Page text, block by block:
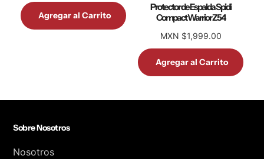
Agregar al Carrito
Protector de Espalda Spidi
Compact Warrior Z54
MXN $1,999.00
Agregar al Carrito
Sobre Nosotros
Nosotros